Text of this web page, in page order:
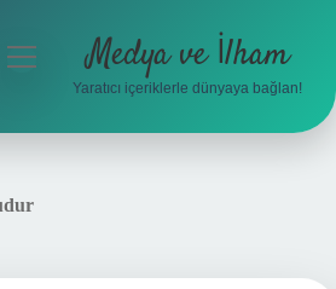
menüyü
Medya ve İlham
Yaratıcı içeriklerle dünyaya bağlan!